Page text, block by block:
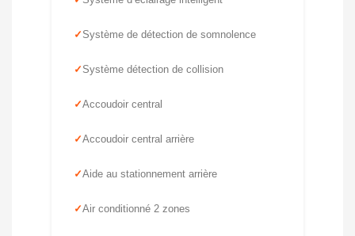
Système de détection de somnolence
Système détection de collision
Accoudoir central
Accoudoir central arrière
Aide au stationnement arrière
Air conditionné 2 zones